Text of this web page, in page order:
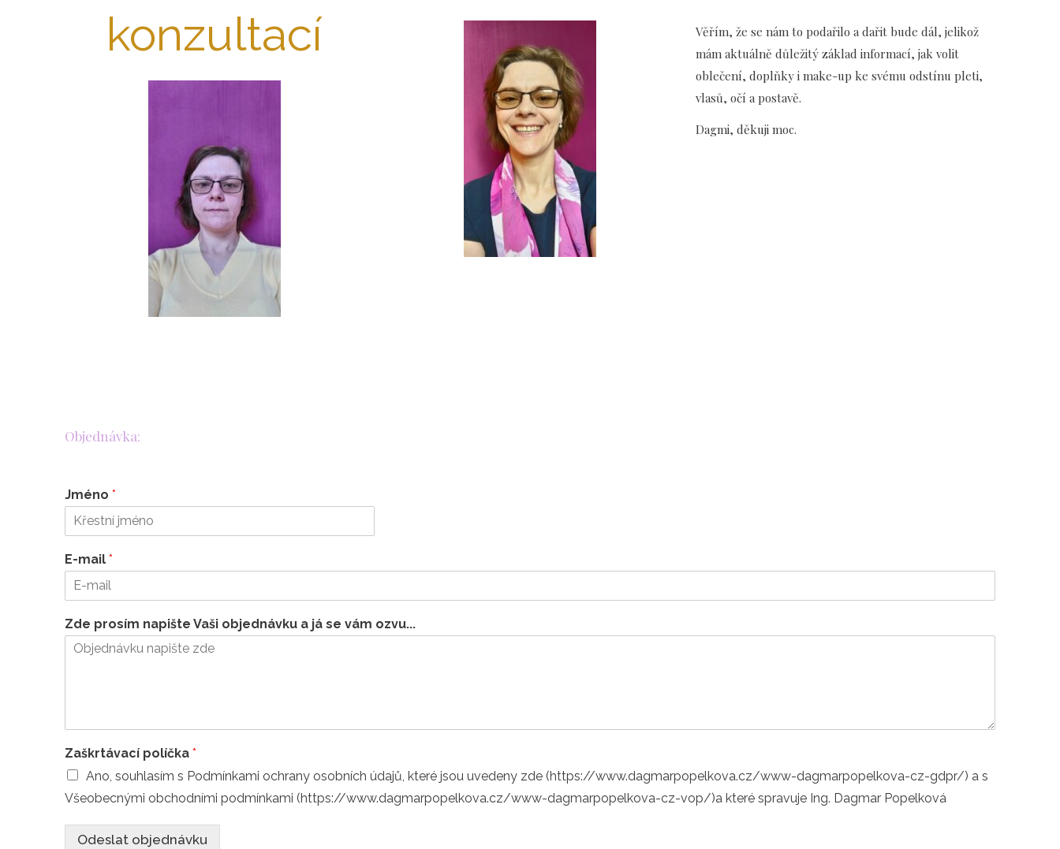
konzultací
Věřím, že se nám to podařilo a dařit bude dál, jelikož
mám aktuálně důležitý základ informací, jak volit
oblečení, doplňky i make-up ke svému odstínu pleti,
vlasů, očí a postavě.
Dagmi, děkuji moc.
Objednávka:
Jméno *
E-mail *
Zde prosím napište Vaši objednávku a já se vám ozvu...
Zaškrtávací políčka *
Ano, souhlasím s Podmínkami ochrany osobních údajů, které jsou uvedeny zde (https://www.dagmarpopelkova.cz/www-dagmarpopelkova-cz-gdpr/) a s
Všeobecnými obchodními podmínkami (https://www.dagmarpopelkova.cz/www-dagmarpopelkova-cz-vop/)a které spravuje Ing. Dagmar Popelková
Odeslat objednávku